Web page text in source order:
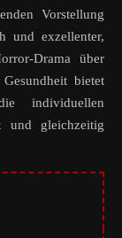
Vorstellung
und exzellenter,
Drama über
bietet
individuellen
und gleichzeitig